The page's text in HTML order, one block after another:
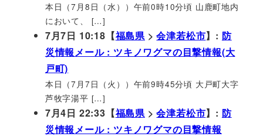
本日（7月8日（水））午前0時10分頃 山鹿町地内
において、 […]
7月7日 10:18【福島県 >会津若松市】: 防
災情報メール : ツキノワグマの目撃情報(大
戸町)
本日（7月7日（火））午前9時45分頃 大戸町大字
芦牧字湯平 […]
7月4日 22:33【福島県 >会津若松市】: 防
災情報メール : ツキノワグマの目撃情報